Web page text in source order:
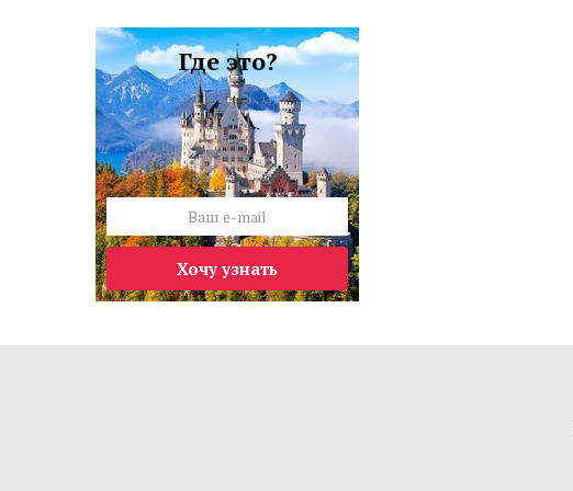
Где это?
Хочу узнать